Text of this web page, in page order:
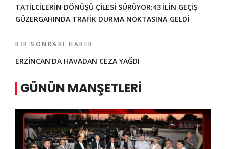
TATİLCİLERİN DÖNÜŞÜ ÇİLESİ SÜRÜYOR:43 İLİN GEÇİŞ
GÜZERGAHINDA TRAFİK DURMA NOKTASINA GELDİ
BIR SONRAKI HABER
ERZİNCAN’DA HAVADAN CEZA YAĞDI
GÜNÜN MANŞETLERI